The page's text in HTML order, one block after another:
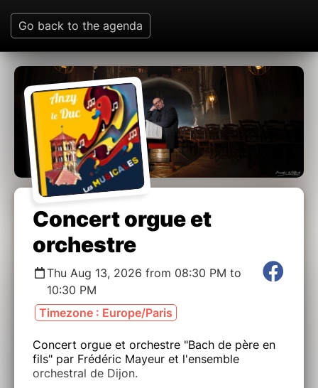
Go back to the agenda
Concert orgue et
orchestre
Thu Aug 13, 2026 from 08:30 PM to
10:30 PM
Timezone : Europe/Paris
Concert orgue et orchestre "Bach de père en
fils" par Frédéric Mayeur et l'ensemble
orchestral de Dijon.